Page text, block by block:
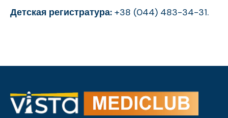
Детская регистратура: +38 (044) 483-34-31.